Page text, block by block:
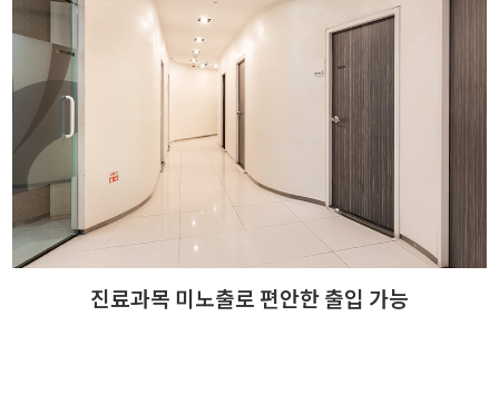
진료과목 미노출로 편안한 출입 가능